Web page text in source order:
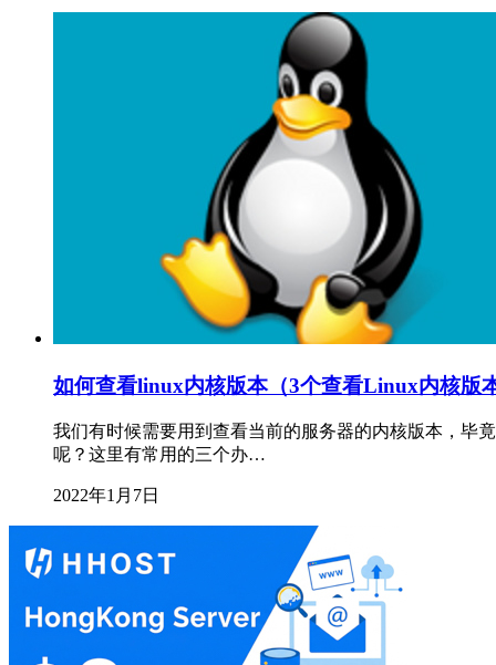
如何查看linux内核版本（3个查看Linux内核版
我们有时候需要用到查看当前的服务器的内核版本，毕
呢？这里有常用的三个办…
2022年1月7日